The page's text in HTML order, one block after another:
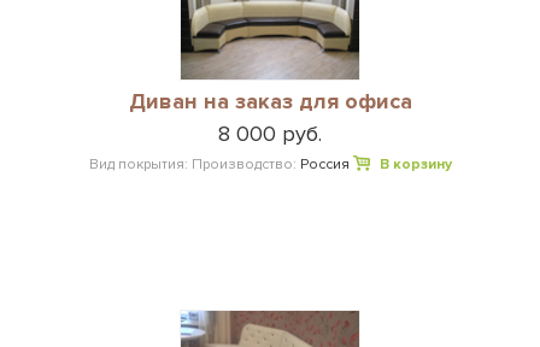
Диван на заказ для офиса
8 000 руб.
Вид покрытия: Производство: Россия В корзину